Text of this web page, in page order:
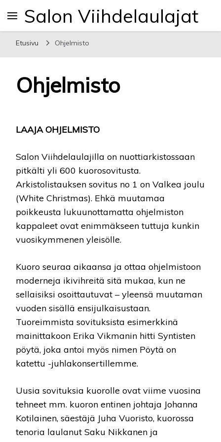
Salon Viihdelaulajat
Etusivu Ohjelmisto
Ohjelmisto
LAAJA OHJELMISTO
Salon Viihdelaulajilla on nuottiarkistossaan
pitkälti yli 600 kuorosovitusta.
Arkistolistauksen sovitus no 1 on Valkea joulu
(White Christmas). Ehkä muutamaa
poikkeusta lukuunottamatta ohjelmiston
kappaleet ovat enimmäkseen tuttuja kunkin
vuosikymmenen yleisölle.
Kuoro seuraa aikaansa ja ottaa ohjelmistoon
moderneja ikivihreitä sitä mukaa, kun ne
sellaisiksi osoittautuvat – yleensä muutaman
vuoden sisällä ensijulkaisustaan.
Tuoreimmista sovituksista esimerkkinä
mainittakoon Erika Vikmanin hitti Syntisten
pöytä, joka antoi myös nimen Pöytä on
katettu -juhlakonsertillemme.
Uusia sovituksia kuorolle ovat viime vuosina
tehneet mm. kuoron entinen johtaja Johanna
Kotilainen, säestäjä Juha Vuoristo, kuorossa
tenoria laulanut Saku Nikkanen ja